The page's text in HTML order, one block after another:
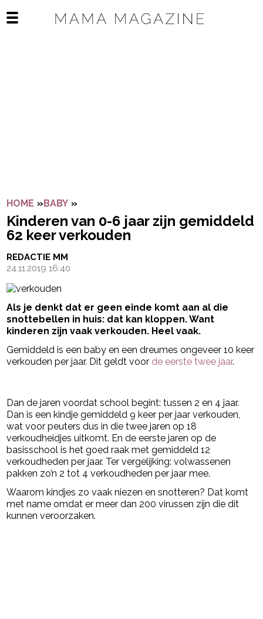
Open het mobiele menu
HOME »BABY »
Kinderen van 0-6 jaar zijn gemiddeld
62 keer verkouden
REDACTIE MM
24.11.2019 16:40
Als je denkt dat er geen einde komt aan al die
snottebellen in huis: dat kan kloppen. Want
kinderen zijn vaak verkouden. Heel vaak.
Gemiddeld is een baby en een dreumes ongeveer 10 keer
verkouden per jaar. Dit geldt voor de eerste twee jaar.
Dan de jaren voordat school begint: tussen 2 en 4 jaar.
Dan is een kindje gemiddeld 9 keer per jaar verkouden,
wat voor peuters dus in die twee jaren op 18
verkoudheidjes uitkomt. En de eerste jaren op de
basisschool is het goed raak met gemiddeld 12
verkoudheden per jaar. Ter vergelijking: volwassenen
pakken zo’n 2 tot 4 verkoudheden per jaar mee.
Waarom kindjes zo vaak niezen en snotteren? Dat komt
met name omdat er meer dan 200 virussen zijn die dit
kunnen veroorzaken.